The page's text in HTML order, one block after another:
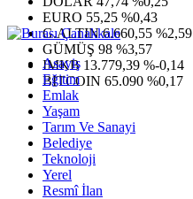
EURO 55,25 %0,43
G.ALTIN6.660,55 %2,59
GÜMÜŞ 98 %3,57
IMKB 13.779,39 %-0,14
BITCOIN 65.090 %0,17
Asayiş
Eğitim
Emlak
Yaşam
Tarım Ve Sanayi
Belediye
Teknoloji
Yerel
Resmî İlan